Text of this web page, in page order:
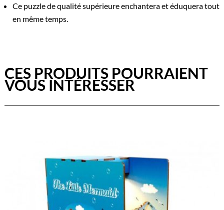
Ce puzzle de qualité supérieure enchantera et éduquera tout
en même temps.
CES PRODUITS POURRAIENT
VOUS INTÉRESSER